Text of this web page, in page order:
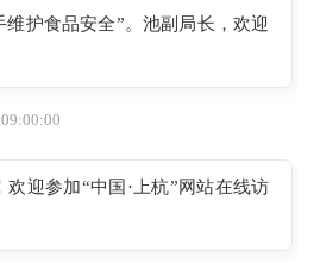
护食品安全”。池副局长，欢迎
迎参加“中国·上杭”网站在线访